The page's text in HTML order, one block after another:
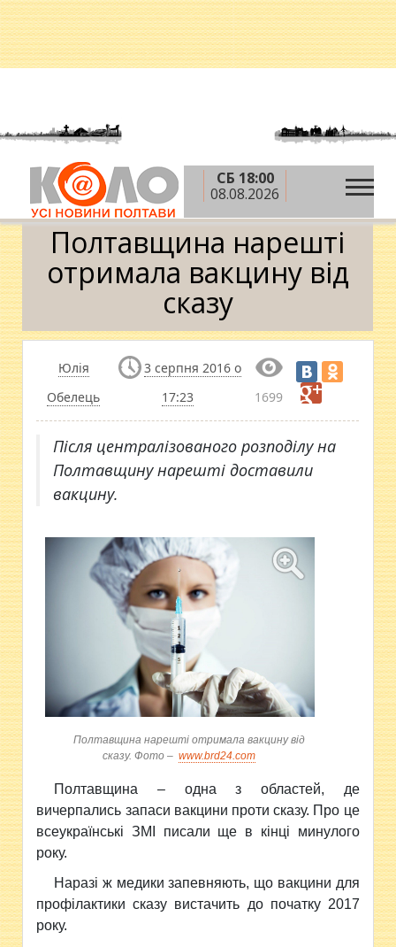
СБ 18:00
08.08.2026
Головна » Новини » Здоров'я »Полтавщина
нарешті отримала вакцину від сказу
Полтавщина нарешті
отримала вакцину від
сказу
Юлія
Обелець
3 серпня 2016 о
17:23
1699
Після централізованого розподілу на
Полтавщину нарешті доставили
вакцину.
Полтавщина нарешті отримала вакцину від
сказу. Фото – www.brd24.com
Полтавщина – одна з областей, де
вичерпались запаси вакцини проти сказу. Про це
всеукраїнські ЗМІ писали ще в кінці минулого
року.
Наразі ж медики запевняють, що вакцини для
профілактики сказу вистачить до початку 2017
року.